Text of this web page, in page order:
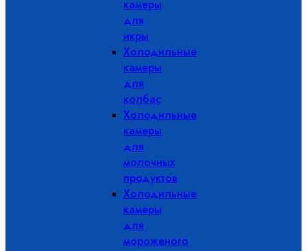
камеры
для
икры
Холодильные
камеры
для
колбас
Холодильные
камеры
для
молочных
продуктов
Холодильные
камеры
для
мороженого